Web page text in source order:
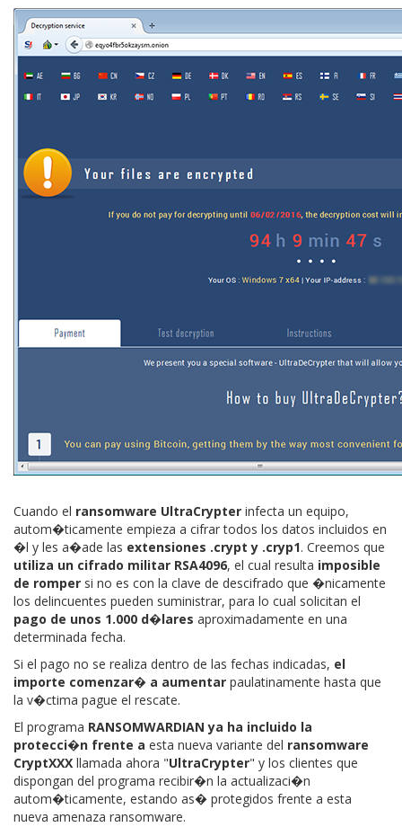
Cuando el ransomware UltraCrypter infecta un equipo,
autom�ticamente empieza a cifrar todos los datos incluidos en
�l y les a�ade las extensiones .crypt y .cryp1. Creemos que
utiliza un cifrado militar RSA4096, el cual resulta imposible
de romper si no es con la clave de descifrado que �nicamente
los delincuentes pueden suministrar, para lo cual solicitan el
pago de unos 1.000 d�lares aproximadamente en una
determinada fecha.
Si el pago no se realiza dentro de las fechas indicadas, el
importe comenzar� a aumentar paulatinamente hasta que
la v�ctima pague el rescate.
El programa RANSOMWARDIAN ya ha incluido la
protecci�n frente a esta nueva variante del ransomware
CryptXXX llamada ahora "UltraCrypter" y los clientes que
dispongan del programa recibir�n la actualizaci�n
autom�ticamente, estando as� protegidos frente a esta
nueva amenaza ransomware.